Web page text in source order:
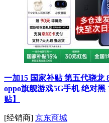
一加15 国家补贴 第五代骁龙
oppo旗舰游戏5G手机 绝对
贴】
[经销商] 京东商城